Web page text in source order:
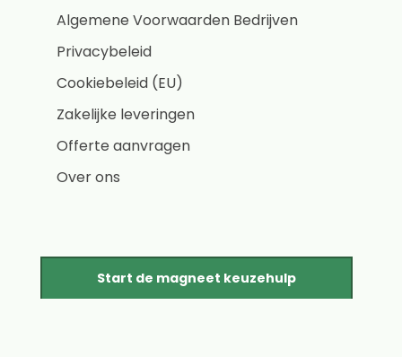
Algemene Voorwaarden Bedrijven
Privacybeleid
Cookiebeleid (EU)
Zakelijke leveringen
Offerte aanvragen
Over ons
Start de magneet keuzehulp